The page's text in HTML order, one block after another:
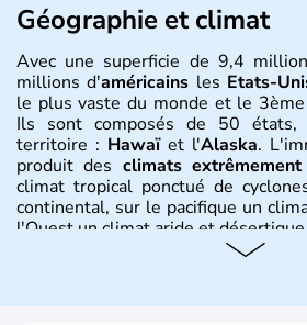
Géographie et climat
Avec une superficie de 9,4
millions d'américains les Etats-
le plus vaste du monde et le
Ils sont composés de 50
territoire : Hawaïet l'Alaska.
produit des climats
climat tropical ponctué de
continental, sur le pacifique un
l'Ouest un climat aride et désertique.